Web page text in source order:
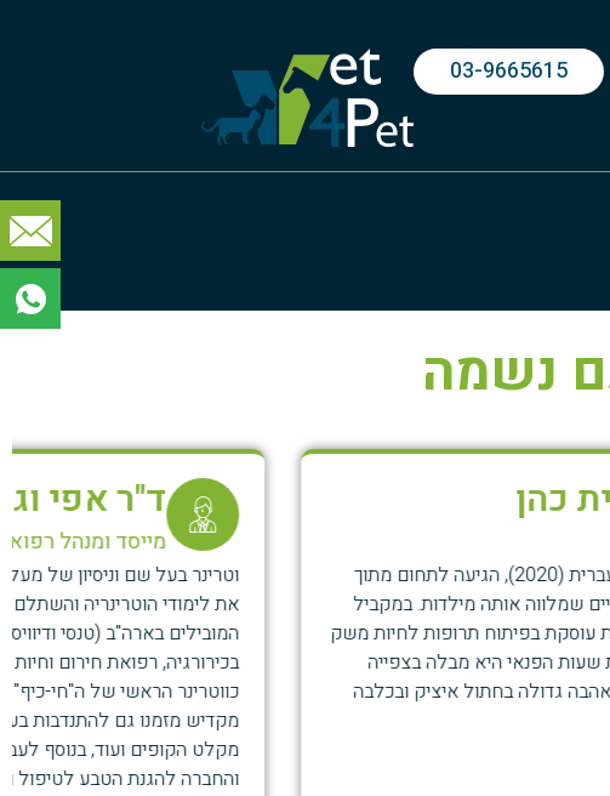
03-9665615
נשמה
ד"ר אפי וגשל
וטרינר בעל שם וניסיון של מעל שני עשורים. סיים בהצטיינות
את לימודי הוטרינריה והשתלם בבתי החולים הווטרינריים
המובילים בארה"ב (טנסי ודיוויס), שם רכש ניסיון רב
בכירורגיה, רפואת חירום וחיות אקזוטיות. ד"ר וגשל מכהן גם
כווטרינר הראשי של ה"חי-כיף" גן החיות ראשל"צ. אפי
מקדיש מזמנו גם להתנדבות בעמותות "ראשון אוהבת חיות"
מקלט הקופים ועוד, בנוסף לעבודה עם רשות הטבע והגנים
והחברה להגנת הטבע לטיפול ושימור חיות בר